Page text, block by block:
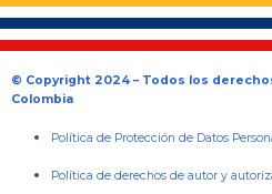
© Copyright 2024 – Todos los
Colombia
Política de Protección de Datos
Política de derechos de autor y